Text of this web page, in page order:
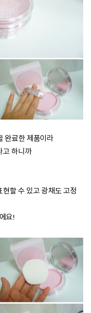
완료한 제품이라
고 하니까
할 수 있고 광채도 고정
요!